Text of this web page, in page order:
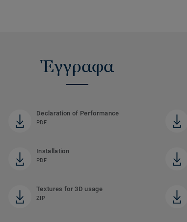
Έγγραφα
Declaration of Performance
PDF
Installation
PDF
Textures for 3D usage
ZIP